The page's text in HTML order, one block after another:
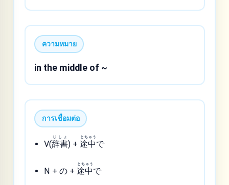
ความหมาย
in the middle of ~
การเชื่อมต่อ
V(辞書
じしょ
) +途中
とちゅう
で
N + の +途中
とちゅう
で